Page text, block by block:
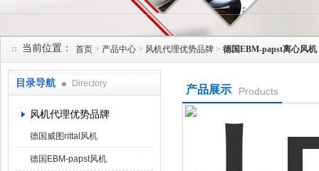
当前位置： 首页 > 产品中心 > 风机代理优势品牌 > 德国EBM-papst离心风机
目录导航 Directory
风机代理优势品牌
德国威图rittal风机
德国EBM-papst风机
产品展示 Products